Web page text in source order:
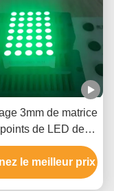
3mm de matrice
de LED de
5 x 7 de colonne
de rangée
des tables des
le meilleur prix